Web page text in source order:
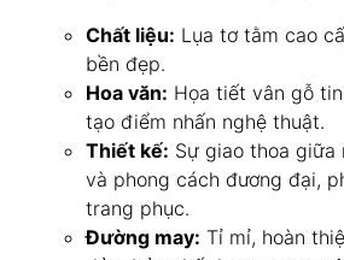
Chất liệu: Lụa tơ tằm cao
bền đẹp.
Hoa văn: Họa tiết vân gỗ
tạo điểm nhấn nghệ thuật.
Thiết kế: Sự giao thoa
và phong cách đương đại,
trang phục.
Đường may: Tỉ mỉ, hoàn